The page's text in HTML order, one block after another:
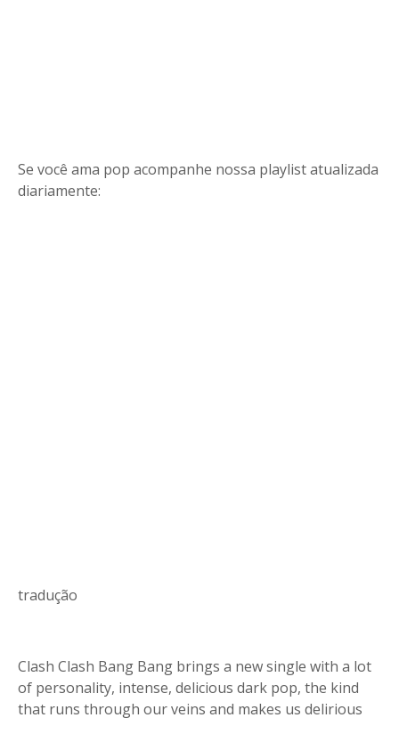
Se você ama pop acompanhe nossa playlist atualizada
diariamente:
tradução
Clash Clash Bang Bang brings a new single with a lot
of personality, intense, delicious dark pop, the kind
that runs through our veins and makes us delirious